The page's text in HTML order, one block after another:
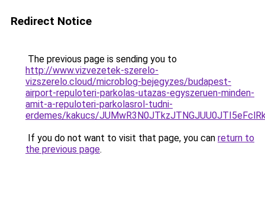
Redirect Notice
The previous page is sending you to
http://www.vizvezetek-szerelo-
vizszerelo.cloud/microblog-bejegyzes/budapest-
airport-repuloteri-parkolas-utazas-egyszeruen-minden-
amit-a-repuloteri-parkolasrol-tudni-
erdemes/kakucs/
If you do not want to visit that page, you can return to
the previous page.